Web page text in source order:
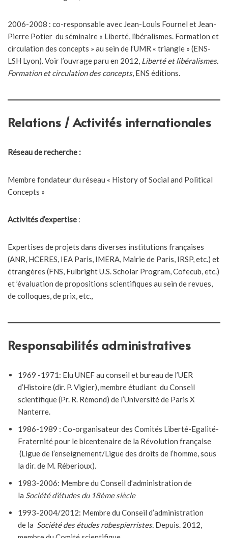
2006-2008 : co-responsable avec Jean-Louis Fournel et Jean-
Pierre Potier du séminaire « Liberté, libéralismes. Formation et
circulation des concepts » au sein de l’UMR « triangle » (ENS-
LSH Lyon). Voir l’ouvrage paru en 2012, Liberté et libéralismes.
Formation et circulation des concepts, ENS éditions.
Relations / Activités internationales
Réseau de recherche :
Membre fondateur du réseau « History of Social and Political
Concepts »
Activités d’expertise :
Expertises de projets dans diverses institutions françaises
(ANR, HCERES, IEA Paris, IMERA, Mairie de Paris, IRSP, etc.) et
étrangères (FNS, Fulbright U.S. Scholar Program, Cofecub, etc.)
et ’évaluation de propositions scientifiques au sein de revues,
de colloques, de prix, etc.,
Responsabilités administratives
1969 -1971: Elu UNEF au conseil et bureau de l’UER
d’Histoire (dir. P. Vigier), membre étudiant du Conseil
scientifique (Pr. R. Rémond) de l’Université de Paris X
Nanterre.
1986-1989 : Co-organisateur des Comités Liberté-Egalité-
Fraternité pour le bicentenaire de la Révolution française
(Ligue de l’enseignement/Ligue des droits de l’homme, sous
la dir. de M. Réberioux).
1983-2006: Membre du Conseil d’administration de
la Société d’études du 18ème siècle
1993-2004/2012: Membre du Conseil d’administration
de la Société des études robespierristes. Depuis. 2012,